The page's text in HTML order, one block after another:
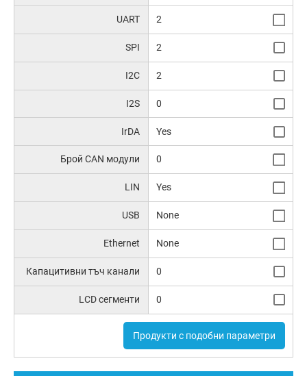
UART 2
SPI 2
I2C 2
I2S 0
IrDA Yes
Брой CAN модули 0
LIN Yes
USB None
Ethernet None
Капацитивни тъч канали 0
LCD сегменти 0
Продукти с подобни параметри